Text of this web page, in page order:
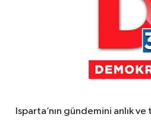
Isparta’nın gündemini anlık